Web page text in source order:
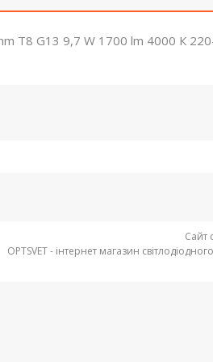
Т8 G13 9,7 W 1700 lm 4000 К
Сайт